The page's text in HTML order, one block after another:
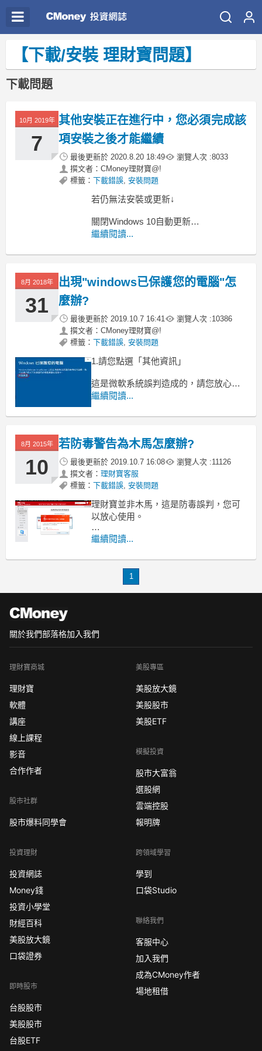
【下載/安裝 理財寶問題】
下載問題
10月 2019年
7
其他安裝正在進行中，您必須完成該
項安裝之後才能繼續
最後更新於 2020.8.20 18:49 瀏覽人次 :8033
撰文者：CMoney理財寶@!
標籤： 下載錯誤, 安裝問題
若仍無法安裝或更新↓
關閉Windows 10自動更新
https://www.bnext.com.tw/article/48840/turn-
繼續閱讀...
8月 2018年
31
出現"windows已保護您的電腦"怎
麼辦?
最後更新於 2019.10.7 16:41 瀏覽人次 :10386
撰文者：CMoney理財寶@!
標籤： 下載錯誤, 安裝問題
1.請您點選「其他資訊」
這是微軟系統誤判造成的，請您放心理
財寶並非病毒程式。
繼續閱讀...
8月 2015年
10
若防毒警告為木馬怎麼辦?
最後更新於 2019.10.7 16:08 瀏覽人次 :11126
撰文者： 理財寶客服
標籤： 下載錯誤, 安裝問題
理財寶並非木馬，這是防毒誤判，您可
以放心使用。
請您按下更多，讓軟體繼續下載，安裝
繼續閱讀...
1
關於我們部落格加入我們
理財寶商城
理財寶
軟體
講座
線上課程
影音
合作作者
股市社群
股市爆料同學會
投資理財
投資網誌
Money錢
投資小學堂
財經百科
美股放大鏡
口袋證券
即時股市
台股股市
美股股市
台股ETF
美股專區
美股放大鏡
美股股市
美股ETF
模擬投資
股市大富翁
選股網
雲端控股
報明牌
跨領域學習
學到
口袋Studio
聯絡我們
客服中心
加入我們
成為CMoney作者
場地租借